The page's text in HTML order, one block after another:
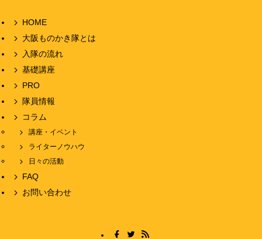
HOME
大阪ものかき隊とは
入隊の流れ
基礎講座
PRO
隊員情報
コラム
講座・イベント
ライターノウハウ
日々の活動
FAQ
お問い合わせ